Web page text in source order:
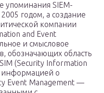
упоминания SIEM-
годом, а создание
компании
and Event
и смысловое
обозначающих область
(Security Information
о
Event Management —